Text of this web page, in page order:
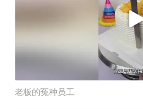
老板的冤种员工